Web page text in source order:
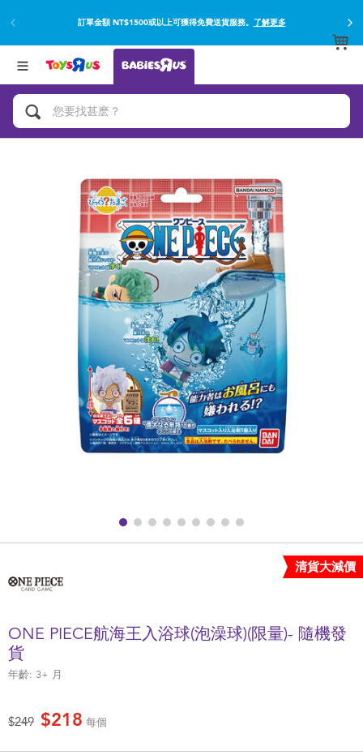
訂單金額 NT$1500或以上可獲得免費送貨服務。 了解更多
網上購買並使用門市取貨在店內取貨。
分類目錄
遊戲及活動
嬰兒專用禮品
沐浴及如厠訓練用品
嬰兒及兒童汽車座椅
尿片及濕紙巾
餵哺及嬰兒食品
健康及安全用品
幼兒護理、傢俬及睡眠用品
品牌
查看所有
清貨大減價
ONE PIECE航海王入浴球(泡澡球)(限量)- 隨機發
貨
年齡: 3+ 月
價格從
$249至$218 每個